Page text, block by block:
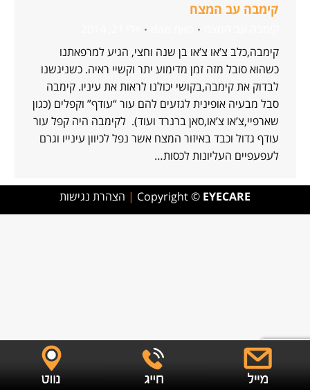
קימבה עב המצח
קימבה,כלב צ’או צ’או בן שנה וחצי, הגיע למרפאתנו
כשהוא סובל מזה זמן מדימוע יתר וקשיי ראיה. כשניגשנו
לבדוק את קימבה,בקושי יכולנו לראות את עיניו. קימבה
סבל מבעיה אופינית לגזעים להם עור “עודף” וקפלים (כגון
שארפיי,צ’או צ’או,סאן ברנרד ועוד). לקימבה היה קפל עור
עודף גדול וכבד באיזור המצח אשר נפל לכיוון עינייו וגרם
לעפעפיים העליונות לכסות…
Copyright © EYECARE
| הצהרת נגישות